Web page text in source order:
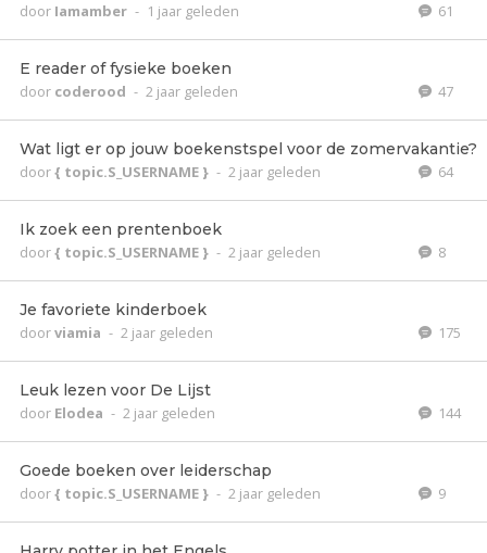
door Iamamber - 1 jaar geleden 61
E reader of fysieke boeken
door coderood - 2 jaar geleden 47
Wat ligt er op jouw boekenstspel voor de zomervakantie?
door{ topic.S_USERNAME } - 2 jaar geleden 64
Ik zoek een prentenboek
door{ topic.S_USERNAME } - 2 jaar geleden 8
Je favoriete kinderboek
doorviamia - 2 jaar geleden 175
Leuk lezen voor De Lijst
door Elodea - 2 jaar geleden 144
Goede boeken over leiderschap
door{ topic.S_USERNAME } - 2 jaar geleden 9